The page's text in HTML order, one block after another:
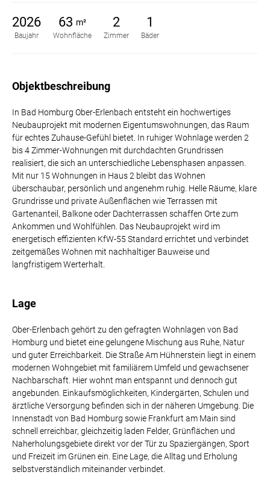
Baujahr
2026
Wohnfläche
63 m²
Zimmer
2
Bäder
1
Objektbeschreibung
In Bad Homburg Ober-Erlenbach entsteht ein hochwertiges
Neubauprojekt mit modernen Eigentumswohnungen, das Raum
für echtes Zuhause-Gefühl bietet. In ruhiger Wohnlage werden 2
bis 4 Zimmer-Wohnungen mit durchdachten Grundrissen
realisiert, die sich an unterschiedliche Lebensphasen anpassen.
Mit nur 15 Wohnungen in Haus 2 bleibt das Wohnen
überschaubar, persönlich und angenehm ruhig. Helle Räume, klare
Grundrisse und private Außenflächen wie Terrassen mit
Gartenanteil, Balkone oder Dachterrassen schaffen Orte zum
Ankommen und Wohlfühlen. Das Neubauprojekt wird im
energetisch effizienten KfW-55 Standard errichtet und verbindet
zeitgemäßes Wohnen mit nachhaltiger Bauweise und
langfristigem Werterhalt.
Lage
Ober-Erlenbach gehört zu den gefragten Wohnlagen von Bad
Homburg und bietet eine gelungene Mischung aus Ruhe, Natur
und guter Erreichbarkeit. Die Straße Am Hühnerstein liegt in einem
modernen Wohngebiet mit familiärem Umfeld und gewachsener
Nachbarschaft. Hier wohnt man entspannt und dennoch gut
angebunden. Einkaufsmöglichkeiten, Kindergärten, Schulen und
ärztliche Versorgung befinden sich in der näheren Umgebung. Die
Innenstadt von Bad Homburg sowie Frankfurt am Main sind
schnell erreichbar, gleichzeitig laden Felder, Grünflächen und
Naherholungsgebiete direkt vor der Tür zu Spaziergängen, Sport
und Freizeit im Grünen ein. Eine Lage, die Alltag und Erholung
selbstverständlich miteinander verbindet.